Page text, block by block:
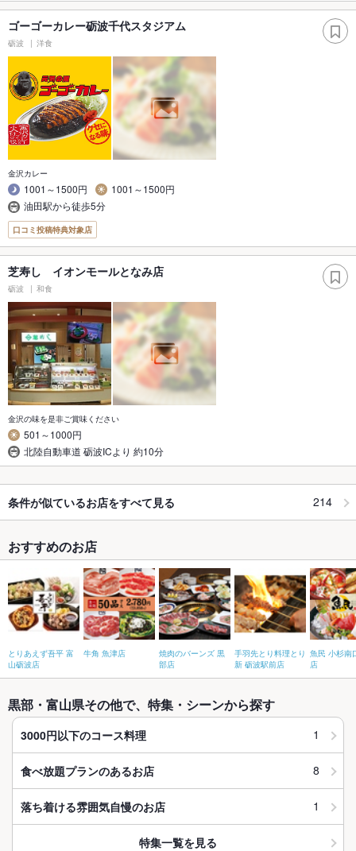
ゴーゴーカレー砺波千代スタジアム
砺波 洋食
金沢カレー
1001～1500円
1001～1500円
油田駅から徒歩5分
口コミ投稿特典対象店
芝寿し イオンモールとなみ店
砺波 和食
金沢の味を是非ご賞味ください
501～1000円
北陸自動車道 砺波ICより 約10分
条件が似ているお店をすべて見る 214
おすすめのお店
とりあえず吾平 富
山砺波店
牛角 魚津店
焼肉のバーンズ 黒
部店
手羽先とり料理とり
新 砺波駅前店
魚民 小杉南
店
黒部・富山県その他で、特集・シーンから探す
3000円以下のコース料理 1
食べ放題プランのあるお店 8
落ち着ける雰囲気自慢のお店 1
特集一覧を見る